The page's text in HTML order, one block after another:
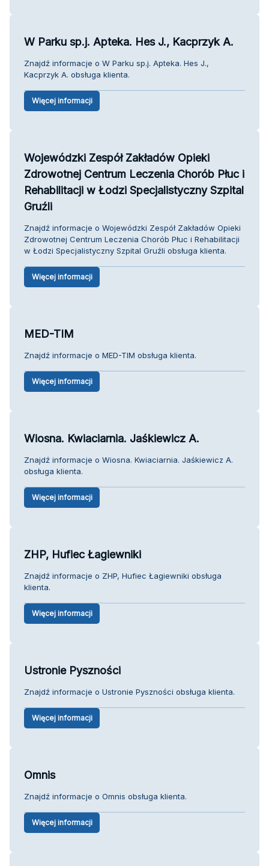
W Parku sp.j. Apteka. Hes J., Kacprzyk A.
Znajdź informacje o W Parku sp.j. Apteka. Hes J.,
Kacprzyk A. obsługa klienta.
Więcej informacji
Wojewódzki Zespół Zakładów Opieki
Zdrowotnej Centrum Leczenia Chorób Płuc i
Rehabilitacji w Łodzi Specjalistyczny Szpital
Gruźli
Znajdź informacje o Wojewódzki Zespół Zakładów Opieki
Zdrowotnej Centrum Leczenia Chorób Płuc i Rehabilitacji
w Łodzi Specjalistyczny Szpital Gruźli obsługa klienta.
Więcej informacji
MED-TIM
Znajdź informacje o MED-TIM obsługa klienta.
Więcej informacji
Wiosna. Kwiaciarnia. Jaśkiewicz A.
Znajdź informacje o Wiosna. Kwiaciarnia. Jaśkiewicz A.
obsługa klienta.
Więcej informacji
ZHP, Hufiec Łagiewniki
Znajdź informacje o ZHP, Hufiec Łagiewniki obsługa
klienta.
Więcej informacji
Ustronie Pyszności
Znajdź informacje o Ustronie Pyszności obsługa klienta.
Więcej informacji
Omnis
Znajdź informacje o Omnis obsługa klienta.
Więcej informacji